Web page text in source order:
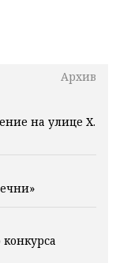
Архив
на улице Х.